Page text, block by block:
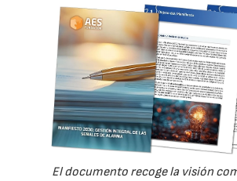
El documento recoge la visión